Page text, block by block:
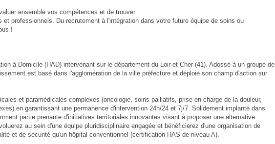
ensemble vos compétences et de trouver
et professionnels. Du recrutement à l'intégration dans votre future équipe de soins ou
!
à Domicile (HAD) intervenant sur le département du Loir-et-Cher (41). Adossé à un groupe de
est basé dans l'agglomération de la ville préfecture et déploie son champ d'action sur
et paramédicales complexes (oncologie, soins palliatifs, prise en charge de la douleur,
en garantissant une permanence d'intervention 24h/24 et 7j/7. Solidement implanté dans
partie prenante d'initiatives territoriales innovantes visant à proposer une alternative
au sein d'une équipe pluridisciplinaire engagée et bénéficierez d'une organisation de
et de sécurité qu'un hôpital conventionnel (certification HAS de niveau A).